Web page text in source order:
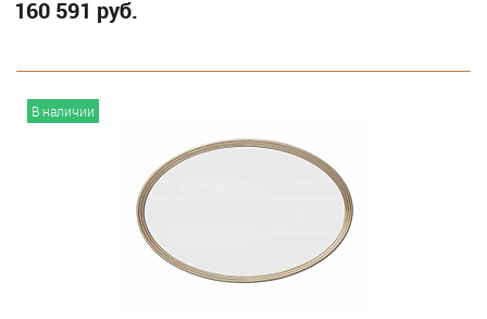
160 591 руб.
В наличии